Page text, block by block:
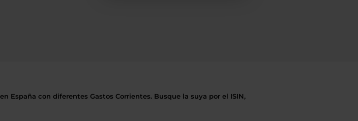
España con diferentes Gastos Corrientes. Busque la suya por el ISIN,